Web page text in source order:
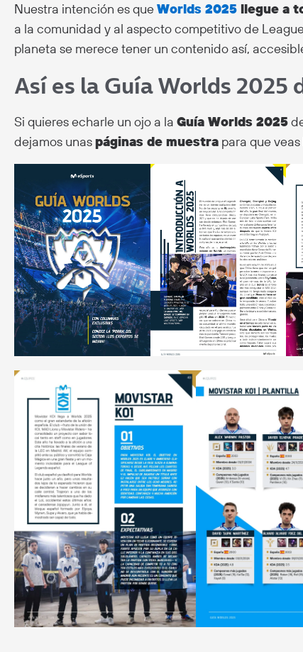
Nuestra intención es queWorlds 2025 llegue a
a la comunidad y al aspecto competitivo de
planeta se merece tener un contenido así,
Así es la Guía Worlds 2025
Si quieres echarle un ojo a la Guía Worlds 2025
dejamos unaspáginas de muestra para que